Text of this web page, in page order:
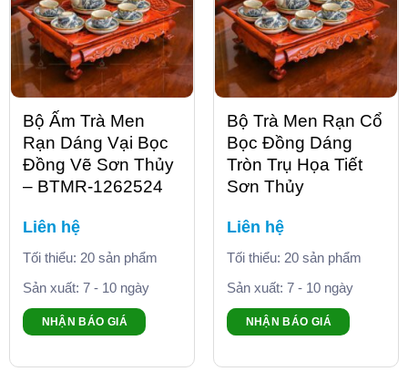
Bộ Ấm Trà Men
Rạn Dáng Vại Bọc
Đồng Vẽ Sơn Thủy
– BTMR-1262524
Liên hệ
Tối thiểu: 20 sản phẩm
Sản xuất: 7 - 10 ngày
NHẬN BÁO GIÁ
Bộ Trà Men Rạn Cổ
Bọc Đồng Dáng
Tròn Trụ Họa Tiết
Sơn Thủy
Liên hệ
Tối thiểu: 20 sản phẩm
Sản xuất: 7 - 10 ngày
NHẬN BÁO GIÁ